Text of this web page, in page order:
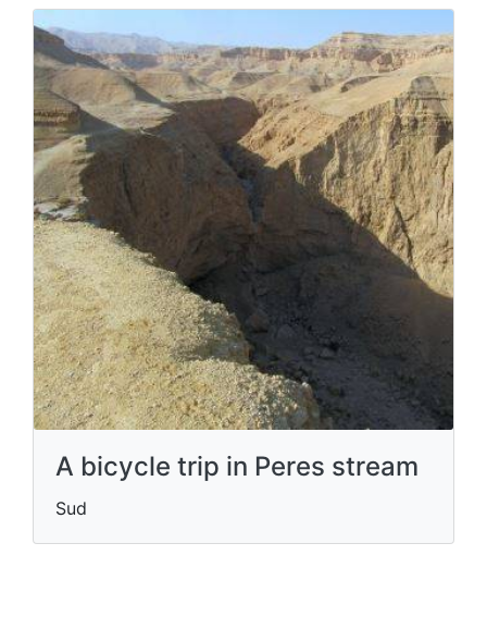
A bicycle trip in Peres stream
Sud